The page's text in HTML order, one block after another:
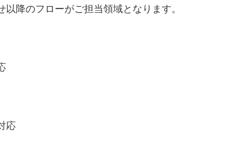
降のフローがご担当領域となります。
応